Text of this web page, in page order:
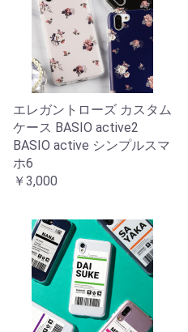
エレガントローズ カスタム
ケース BASIO active2
BASIO active シンプルスマ
ホ6
￥3,000